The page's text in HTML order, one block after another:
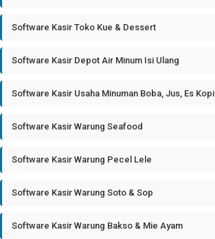
Software Kasir Toko Kue & Dessert
Software Kasir Depot Air Minum Isi Ulang
Software Kasir Usaha Minuman Boba, Jus, Es Kopi
Software Kasir Warung Seafood
Software Kasir Warung Pecel Lele
Software Kasir Warung Soto & Sop
Software Kasir Warung Bakso & Mie Ayam